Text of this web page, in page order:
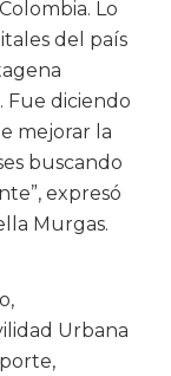
Lo
del país
Fue diciendo
mejorar la
buscando
expresó
Murgas.
Urbana